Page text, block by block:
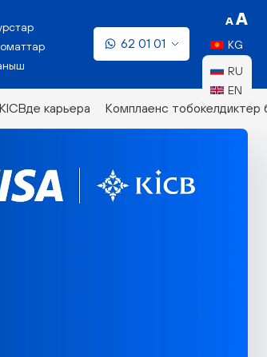
KG
RU
EN
KICBде карьера Комплаенс тобокелдиктер
62 01 01